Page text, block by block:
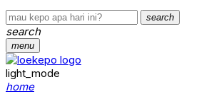
search
search
menu
light_mode
home